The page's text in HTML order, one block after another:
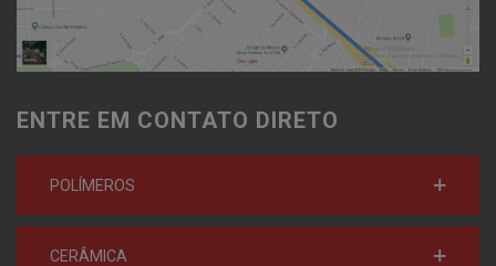
ENTRE EM CONTATO DIRETO
POLÍMEROS
CERÂMICA